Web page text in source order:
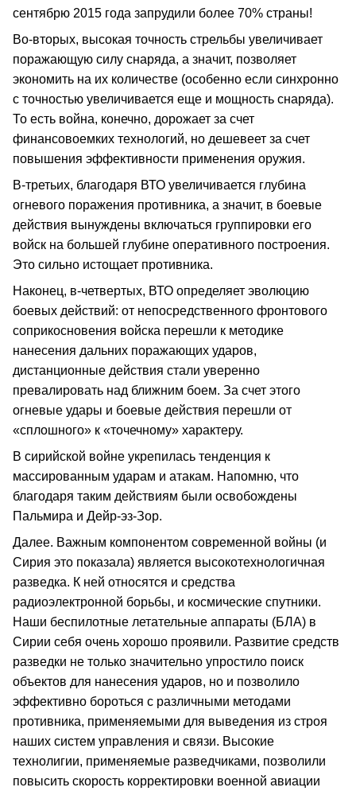
сентябрю 2015 года запрудили более 70% страны!
Во-вторых, высокая точность стрельбы увеличивает
поражающую силу снаряда, а значит, позволяет
экономить на их количестве (особенно если синхронно
с точностью увеличивается еще и мощность снаряда).
То есть война, конечно, дорожает за счет
финансовоемких технологий, но дешевеет за счет
повышения эффективности применения оружия.
В-третьих, благодаря ВТО увеличивается глубина
огневого поражения противника, а значит, в боевые
действия вынуждены включаться группировки его
войск на большей глубине оперативного построения.
Это сильно истощает противника.
Наконец, в-четвертых, ВТО определяет эволюцию
боевых действий: от непосредственного фронтового
соприкосновения войска перешли к методике
нанесения дальних поражающих ударов,
дистанционные действия стали уверенно
превалировать над ближним боем. За счет этого
огневые удары и боевые действия перешли от
«сплошного» к «точечному» характеру.
В сирийской войне укрепилась тенденция к
массированным ударам и атакам. Напомню, что
благодаря таким действиям были освобождены
Пальмира и Дейр-эз-Зор.
Далее. Важным компонентом современной войны (и
Сирия это показала) является высокотехнологичная
разведка. К ней относятся и средства
радиоэлектронной борьбы, и космические спутники.
Наши беспилотные летательные аппараты (БЛА) в
Сирии себя очень хорошо проявили. Развитие средств
разведки не только значительно упростило поиск
объектов для нанесения ударов, но и позволило
эффективно бороться с различными методами
противника, применяемыми для выведения из строя
наших систем управления и связи. Высокие
технолигии, применяемые разведчиками, позволили
повысить скорость корректировки военной авиации